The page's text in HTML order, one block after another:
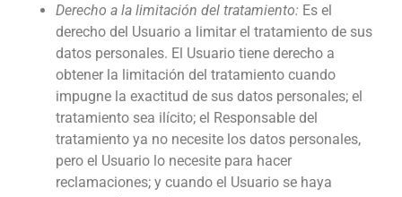
Derecho a la limitación del tratamiento: Es el
derecho del Usuario a limitar el tratamiento de sus
datos personales. El Usuario tiene derecho a
obtener la limitación del tratamiento cuando
impugne la exactitud de sus datos personales; el
tratamiento sea ilícito; el Responsable del
tratamiento ya no necesite los datos personales,
pero el Usuario lo necesite para hacer
reclamaciones; y cuando el Usuario se haya